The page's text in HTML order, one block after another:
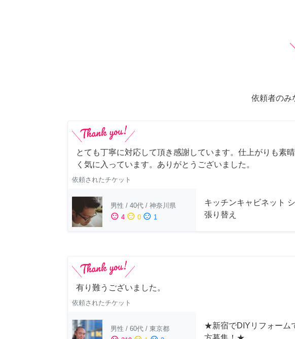
依頼者のみ
とても丁寧に対応して頂き感謝しています。仕上がりも素
く気に入っています。ありがとうございました。
依頼されたチケット
男性 / 40代 / 神奈川県
sentiment_satisfied 4 sentiment_neutral 0 sentiment_dissatisfied 1
キッチンキャビネット
張り替え
有り難うございました。
依頼されたチケット
男性 / 60代 / 東京都
★新宿でDIYリフォーム